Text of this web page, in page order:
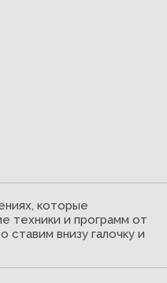
которые
техники и программ от
внизу галочку и